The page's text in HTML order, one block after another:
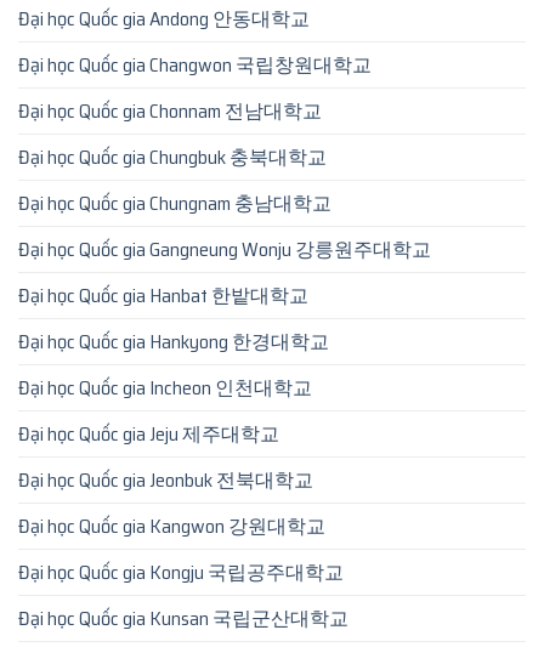
Đại học Quốc gia Andong 안동대학교
Đại học Quốc gia Changwon 국립창원대학교
Đại học Quốc gia Chonnam 전남대학교
Đại học Quốc gia Chungbuk 충북대학교
Đại học Quốc gia Chungnam 충남대학교
Đại học Quốc gia Gangneung Wonju 강릉원주대학교
Đại học Quốc gia Hanbat 한밭대학교
Đại học Quốc gia Hankyong 한경대학교
Đại học Quốc gia Incheon 인천대학교
Đại học Quốc gia Jeju 제주대학교
Đại học Quốc gia Jeonbuk 전북대학교
Đại học Quốc gia Kangwon 강원대학교
Đại học Quốc gia Kongju 국립공주대학교
Đại học Quốc gia Kunsan 국립군산대학교